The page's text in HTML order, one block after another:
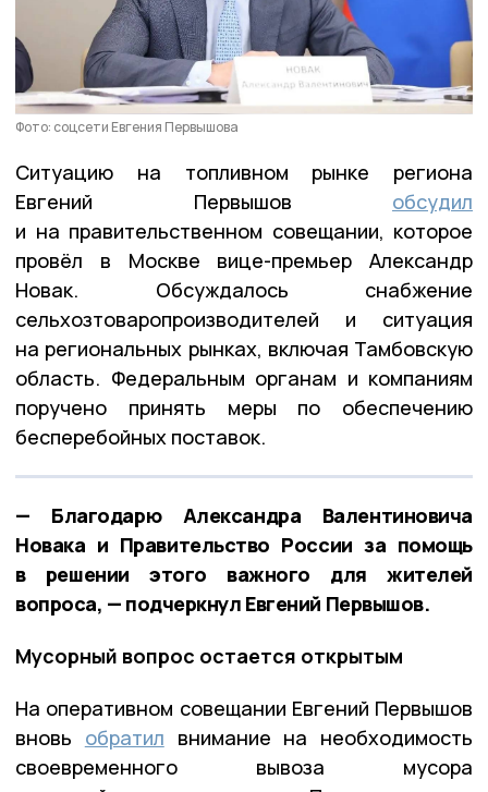
Фото: соцсети Евгения Первышова
Ситуацию на топливном рынке региона
Евгений Первышов обсудил
и на правительственном совещании, которое
провёл в Москве вице-премьер Александр
Новак. Обсуждалось снабжение
сельхозтоваропроизводителей и ситуация
на региональных рынках, включая Тамбовскую
область. Федеральным органам и компаниям
поручено принять меры по обеспечению
бесперебойных поставок.
— Благодарю Александра Валентиновича
Новака и Правительство России за помощь
в решении этого важного для жителей
вопроса, — подчеркнул Евгений Первышов.
Мусорный вопрос остается открытым
На оперативном совещании Евгений Первышов
вновь обратил внимание на необходимость
своевременного вывоза мусора